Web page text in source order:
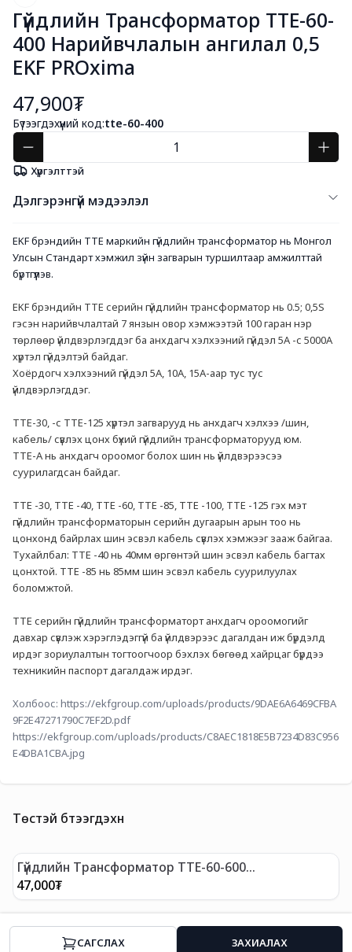
Гүйдлийн Трансформатор ТТЕ-60-
400 Нарийвчлалын ангилал 0,5
EKF PROxima
47,900₮
Бүтээгдэхүүний код:tte-60-400
CАГСЛАХ ЗАХИАЛАХ
Хүргэлттэй
Дэлгэрэнгүй мэдээлэл
EKF брэндийн ТТЕ маркийн гүйдлийн трансформатор нь Монгол
Улсын Стандарт хэмжил зүйн загварын туршилтаар амжилттай
бүртгүүлэв.
EKF брэндийн ТТЕ серийн гүйдлийн трансформатор нь 0.5; 0,5S
гэсэн нарийвчлалтай 7 янзын овор хэмжээтэй 100 гаран нэр
төрлөөр үйлдвэрлэгддэг ба анхдагч хэлхээний гүйдэл 5А -с 5000А
хүртэл гүйдэлтэй байдаг.
Хоёрдогч хэлхээний гүйдэл 5А, 10А, 15А-аар тус тус
үйлдвэрлэгддэг.
ТТЕ-30, -с ТТЕ-125 хүртэл загварууд нь анхдагч хэлхээ /шин,
кабель/ сүвлэх цонх бүхий гүйдлийн трансформаторууд юм.
ТТЕ-А нь анхдагч ороомог болох шин нь үйлдвэрээсээ
суурилагдсан байдаг.
ТТЕ -30, ТТЕ -40, ТТЕ -60, ТТЕ -85, ТТЕ -100, ТТЕ -125 гэх мэт
гүйдлийн трансформаторын серийн дугаарын арын тоо нь
цонхонд байрлах шин эсвэл кабель сүвлэх хэмжээг зааж байгаа.
Тухайлбал: ТТЕ -40 нь 40мм өргөнтэй шин эсвэл кабель багтах
цонхтой. ТТЕ -85 нь 85мм шин эсвэл кабель суурилуулах
боломжтой.
ТТЕ серийн гүйдлийн трансформаторт анхдагч ороомогийг
давхар сүвлэж хэрэглэдэггүй ба үйлдвэрээс дагалдан иж бүрдэлд
ирдэг зориулалтын тогтоогчоор бэхлэх бөгөөд хайрцаг бүрдээ
техникийн паспорт дагалдаж ирдэг.
Холбоос: https://ekfgroup.com/uploads/products/9DAE6A6469CFBA
9F2E47271790C7EF2D.pdf
https://ekfgroup.com/uploads/products/C8AEC1818E5B7234D83C956
E4DBA1CBA.jpg
Төстэй бүтээгдэхүүн
Гүйдлийн Трансформатор ТТЕ-60-600
Нарийвчлалын ангилал 0,5 EKF PROxima
47,000₮